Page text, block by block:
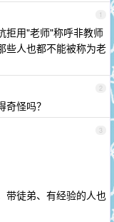
1
拒用"老师"称呼非教师
些人也都不能被称为老
2
怪吗？
3
带徒弟、有经验的人也